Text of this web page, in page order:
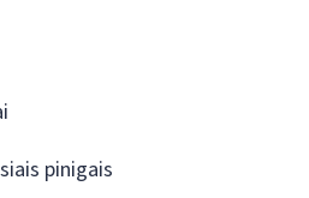
pinigais